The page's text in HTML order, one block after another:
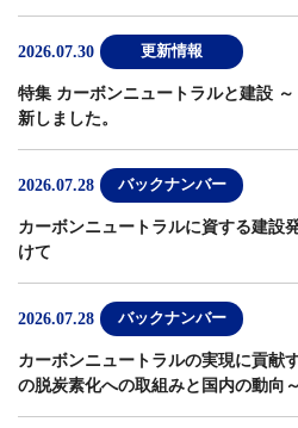
2026.07.30 更新情報
特集 カーボンニュートラルと建設
新しました。
2026.07.28 バックナンバー
カーボンニュートラルに資する建設
けて
2026.07.28 バックナンバー
カーボンニュートラルの実現に貢献
の脱炭素化への取組みと国内の動向～